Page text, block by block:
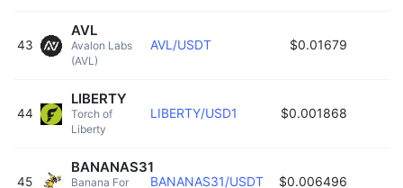
43
Avalon Labs
(AVL)
AVL
AVL/USDT $0.01679
44
Torch of
Liberty
LIBERTY
LIBERTY/USD1 $0.001868
45
Banana For
BANANAS31
BANANAS31/USDT $0.006496